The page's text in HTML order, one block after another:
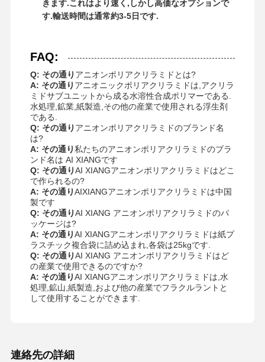
きます.これはより速く,しかし高価なオプションで
す.輸送時間は通常約3-5日です.
FAQ:
Q: その通り アニオンポリアクリラミドとは?
A: その通り アニオニックポリアクリラミドは,アクリラ
ミドサブユニットから成る水溶性合成ポリマーである.
水処理,鉱業,紙製造,その他の産業で使用される浮生剤
である.
Q: その通り アニオンポリアクリラミドのブランド名
は?
A: その通り私たちのアニオンポリアクリラミドのブラ
ンド名は AI XIANGです
Q: その通りAI XIANGアニオンポリアクリラミドはどこ
で作られるの?
A: その通りAIXIANGアニオンポリアクリラミドは中国
製です
Q: その通りAI XIANG アニオンポリアクリラミドのパ
ッケージは?
A: その通りAI XIANGアニオンポリアクリラミドは紙プ
ラスチック複合袋に詰め込まれ,各袋は25kgです.
Q: その通りAI XIANG アニオンポリアクリラミドはど
の産業で使用できるのですか?
A: その通りAI XIANGアニオンポリアクリラミドは,水
処理,鉱山,紙製造,および他の産業でフラクルラントと
して使用することができます.
連絡先の詳細